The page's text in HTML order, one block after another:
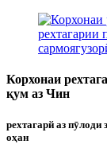
Корхонаи
қум аз Чин
рехтагарй аз пӯлоди
оҳан